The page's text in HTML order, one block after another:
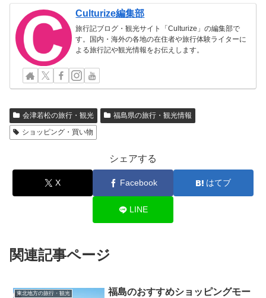
Culturize編集部
旅行記ブログ・観光サイト「Culturize」の編集部で
す。国内・海外の各地の在住者や旅行体験ライターに
よる旅行記や観光情報をお伝えします。
会津若松の旅行・観光
福島県の旅行・観光情報
ショッピング・買い物
シェアする
X Facebook はてブ
LINE
関連記事ページ
東北地方の旅行・観光
福島のおすすめショッピングモー